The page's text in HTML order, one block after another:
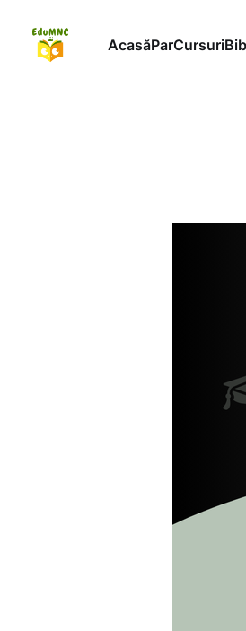
AcasăParCursuri